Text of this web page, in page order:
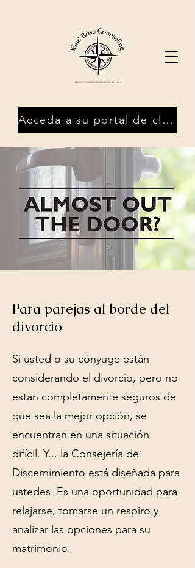
Acceda a su portal de clientes
Para parejas al borde del
divorcio
Si usted o su cónyuge están
considerando el divorcio, pero no
están completamente seguros de
que sea la mejor opción, se
encuentran en una situación
difícil. Y... la Consejería de
Discernimiento está diseñada para
ustedes. Es una oportunidad para
relajarse, tomarse un respiro y
analizar las opciones para su
matrimonio.